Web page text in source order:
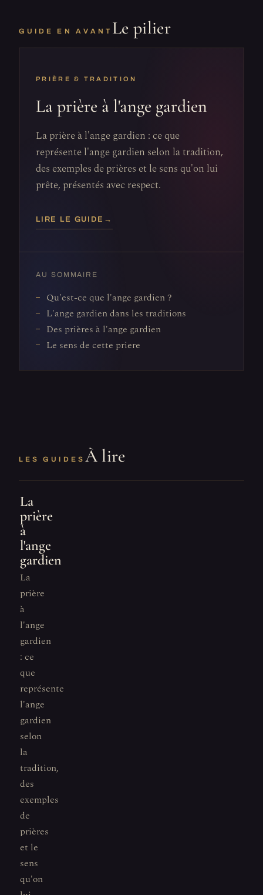
GUIDE EN AVANT Le pilier
PRIÈRE & TRADITION
La prière à l'ange gardien
La prière à l'ange gardien : ce que
représente l'ange gardien selon la tradition,
des exemples de prières et le sens qu'on lui
prête, présentés avec respect.
LIRE LE GUIDE →
AU SOMMAIRE
Qu'est-ce que l'ange gardien ?
L'ange gardien dans les traditions
Des prières à l'ange gardien
Le sens de cette priere
LES GUIDES À lire
La
prière
à
l'ange
gardien
La
prière
à
l'ange
gardien
: ce
que
représente
l'ange
gardien
selon
la
tradition,
des
exemples
de
prières
et le
sens
qu'on